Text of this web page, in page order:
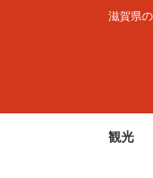
滋賀県
観光